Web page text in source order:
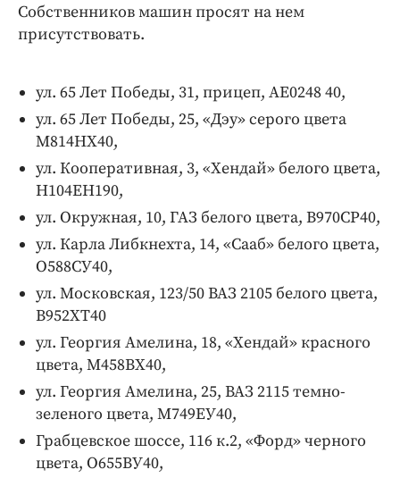
Собственников машин просят на нем
присутствовать.
ул. 65 Лет Победы, 31, прицеп, АЕ0248 40,
ул. 65 Лет Победы, 25, «Дэу» серого цвета
М814НХ40,
ул. Кооперативная, 3, «Хендай» белого цвета,
Н104ЕН190,
ул. Окружная, 10, ГАЗ белого цвета, В970СР40,
ул. Карла Либкнехта, 14, «Сааб» белого цвета,
О588СУ40,
ул. Московская, 123/50 ВАЗ 2105 белого цвета,
В952ХТ40
ул. Георгия Амелина, 18, «Хендай» красного
цвета, М458ВХ40,
ул. Георгия Амелина, 25, ВАЗ 2115 темно-
зеленого цвета, М749ЕУ40,
Грабцевское шоссе, 116 к.2, «Форд» черного
цвета, О655ВУ40,